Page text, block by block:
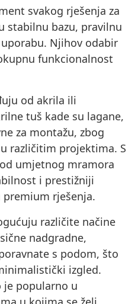
svakog rješenja za
stabilnu bazu, pravilnu
Njihov odabir
funkcionalnost
od akrila ili
tuš kade su lagane,
za montažu, zbog
različitim projektima. S
umjetnog mramora
i prestižniji
premium rješenja.
različite načine
nadgradne,
s podom, što
izgled.
je popularno u